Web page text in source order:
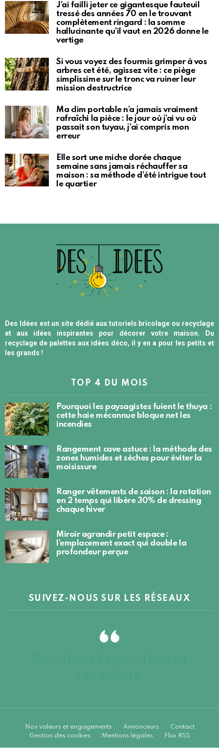
J’ai failli jeter ce gigantesque fauteuil
tressé des années 70 en le trouvant
complètement ringard : la somme
hallucinante qu’il vaut en 2026 donne le
vertige
Si vous voyez des fourmis grimper à vos
arbres cet été, agissez vite : ce piège
simplissime sur le tronc va ruiner leur
mission destructrice
Ma clim portable n’a jamais vraiment
rafraîchi la pièce : le jour où j’ai vu où
passait son tuyau, j’ai compris mon
erreur
Elle sort une miche dorée chaque
semaine sans jamais réchauffer sa
maison : sa méthode d’été intrigue tout
le quartier
Des Idées est un site dédié aux tutoriels bricolage ou recyclage
et aux idées inspirantes pour décorer votre maison. Du
recyclage de palettes aux idées déco, il y en a pour les petits et
les grands !
TOP 4 DU MOIS
Pourquoi les paysagistes fuient le thuya :
cette haie méconnue bloque net les
incendies
Rangement cave astuce : la méthode des
zones humides et sèches pour éviter la
moisissure
Ranger vêtements de saison : la rotation
en 2 temps qui libère 30% de dressing
chaque hiver
Miroir agrandir petit espace :
l’emplacement exact qui double la
profondeur perçue
SUIVEZ-NOUS SUR LES RÉSEAUX
Nos valeurs et engagements Annonceurs
Contact
Gestion des cookies
Mentions légales Flux RSS